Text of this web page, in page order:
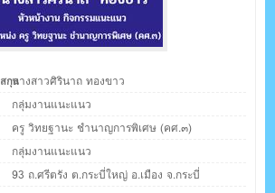
กุลนางสาวศิรินาถ ทองขาว
กลุ่มงานแนะแนว
ครู วิทยฐานะ ชำนาญการพิเศษ (คศ.๓)
กลุ่มงานแนะแนว
93 ถ.ศรีตรัง ต.กระบี่ใหญ่ อ.เมือง จ.กระบี่